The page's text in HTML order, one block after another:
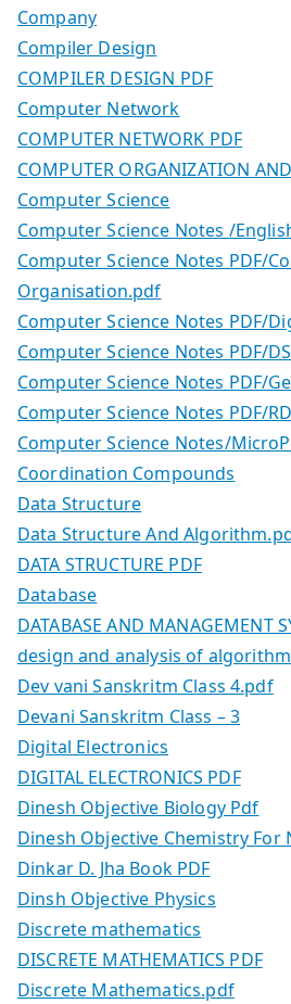
Company
Compiler Design
COMPILER DESIGN PDF
Computer Network
COMPUTER NETWORK PDF
COMPUTER ORGANIZATION
Computer Science
Computer Science Notes /
Computer Science Notes PDF/
Organisation.pdf
Computer Science Notes PDF/
Computer Science Notes PDF/
Computer Science Notes PDF/
Computer Science Notes PDF/
Computer Science Notes/
Coordination Compounds
Data Structure
Data Structure And
DATA STRUCTURE PDF
Database
DATABASE AND MANAGEMENT
design and analysis of
Dev vani Sanskritm Class 4.pdf
Devani Sanskritm Class – 3
Digital Electronics
DIGITAL ELECTRONICS PDF
Dinesh Objective Biology Pdf
Dinesh Objective Chemistry For
Dinkar D. Jha Book PDF
Dinsh Objective Physics
Discrete mathematics
DISCRETE MATHEMATICS PDF
Discrete Mathematics.pdf